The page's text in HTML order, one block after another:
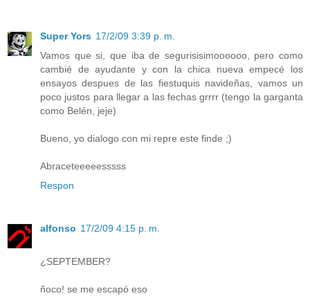
Super Yors 17/2/09 3:39 p. m.
Vamos que si, que iba de segurisisimoooooo, pero como
cambié de ayudante y con la chica nueva empecé los
ensayos despues de las fiestuquis navideñas, vamos un
poco justos para llegar a las fechas grrrr (tengo la garganta
como Belén, jeje)
Bueno, yo dialogo con mi repre este finde ;)
Abraceteeeeesssss
Respon
alfonso 17/2/09 4:15 p. m.
¿SEPTEMBER?
ñoco! se me escapó eso